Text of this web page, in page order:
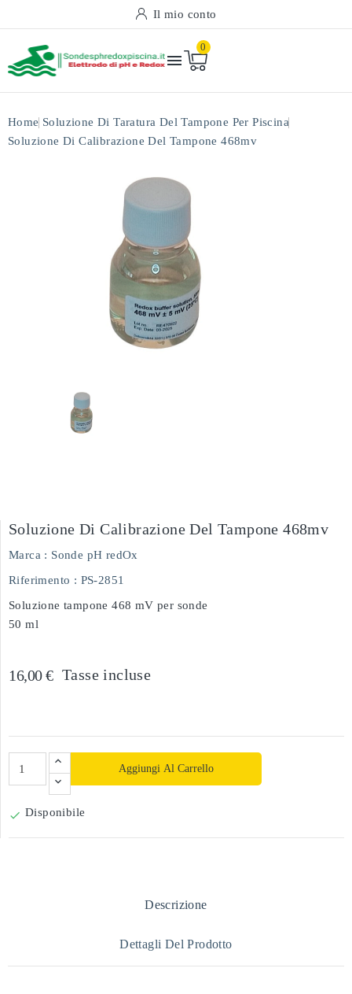
Il mio conto

0
Home Soluzione Di Taratura Del Tampone Per Piscina
Soluzione Di Calibrazione Del Tampone 468mv
Soluzione Di Calibrazione Del Tampone 468mv
Marca : Sonde pH redOx
Riferimento : PS-2851
Soluzione tampone 468 mV per sonde
50 ml
16,00 € Tasse incluse
Aggiungi Al Carrello
 Disponibile
Descrizione
Dettagli Del Prodotto